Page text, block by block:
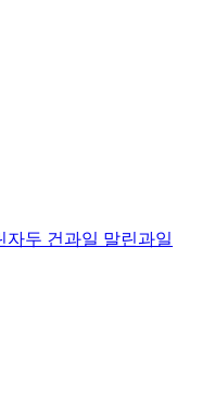
자두 건과일 말린과일